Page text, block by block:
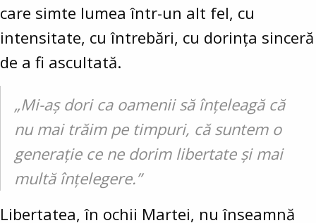
care simte lumea într-un alt fel, cu
intensitate, cu întrebări, cu dorința sinceră
de a fi ascultată.
„Mi-aș dori ca oamenii să înțeleagă că
nu mai trăim pe timpuri, că suntem o
generație ce ne dorim libertate și mai
multă înțelegere.”
Libertatea, în ochii Martei, nu înseamnă